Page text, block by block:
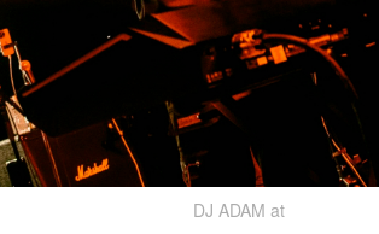
DJ ADAM at